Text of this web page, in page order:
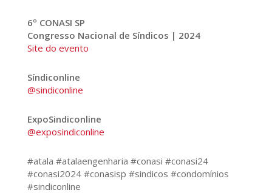
6º CONASI SP
Congresso Nacional de Síndicos | 2024
Site do evento
Síndiconline
@sindiconline
ExpoSindiconline
@exposindiconline
#atala #atalaengenharia #conasi #conasi24
#conasi2024 #conasisp #sindicos #condomínios
#sindiconline